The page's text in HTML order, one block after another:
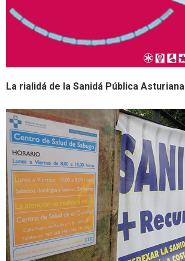
La rialidá de la Sanidá Pública Asturiana